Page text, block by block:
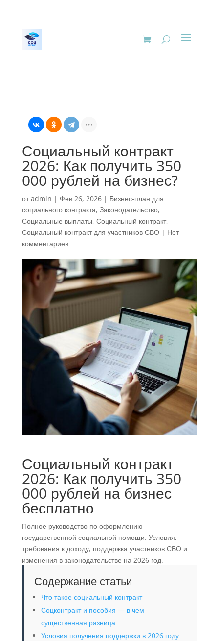
Социальный контракт
2026: Как получить 350
000 рублей на бизнес?
отadmin | Фев 26, 2026| Бизнес-план для
социального контракта, Законодательство,
Социальные выплаты, Социальный контракт,
Социальный контракт для участников СВО| Нет
комментариев
Социальный контракт
2026: Как получить 350
000 рублей на бизнес
бесплатно
Полное руководство по оформлению
государственной социальной помощи. Условия,
требования к доходу, поддержка участников СВО и
изменения в законодательстве на 2026 год.
Содержание статьи
Что такое социальный контракт
Соцконтракт и пособия — в чем
существенная разница
Условия получения поддержки в 2026 году